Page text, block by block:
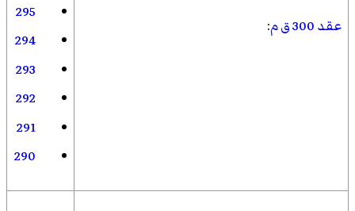
عقد 300 ق م :
295
294
293
292
291
290